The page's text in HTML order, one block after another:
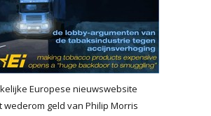
Europese nieuwswebsite
wederom geld van Philip Morris